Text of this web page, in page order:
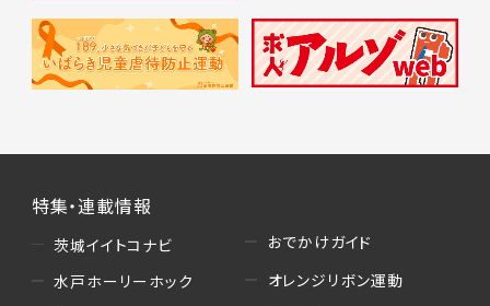
特集・連載情報
茨城イイトコナビ
水戸ホーリーホック
おでかけガイド
オレンジリボン運動